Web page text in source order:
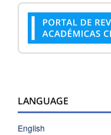
LANGUAGE
English